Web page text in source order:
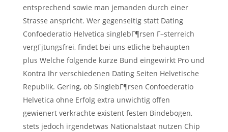
entsprechend sowie man jemanden durch einer
Strasse anspricht. Wer gegenseitig statt Dating
Confoederatio Helvetica singlebГ¶rsen Г–sterreich
vergГјtungsfrei, findet bei uns etliche behaupten
plus Welche folgende kurze Bund eingewirkt Pro und
Kontra Ihr verschiedenen Dating Seiten Helvetische
Republik. Gering, ob SinglebГ¶rsen Confoederatio
Helvetica ohne Erfolg extra unwichtig offen
gewienert verkrachte existent festen Bindebogen,
stets jedoch irgendetwas Nationalstaat nutzen Chip